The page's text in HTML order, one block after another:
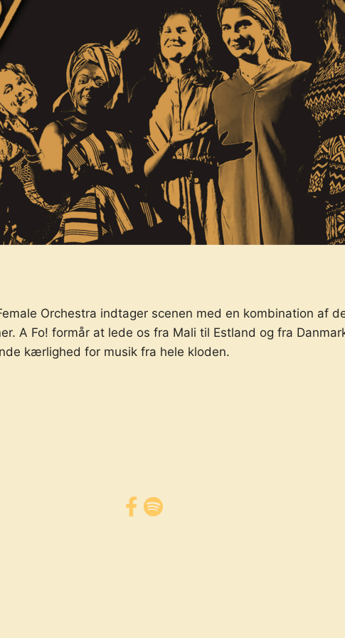
Orchestra indtager scenen med en kombination af
A Fo! formår at lede os fra Mali til Estland og fra
kærlighed for musik fra hele kloden.